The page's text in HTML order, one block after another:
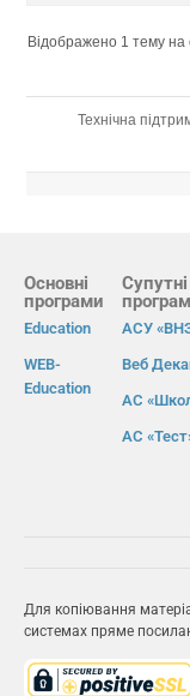
Відображено 1 тему на
Технічна
Основні
програми
Education
WEB-
Education
Супутні
АСУ
Веб
АС
АС
Для копіювання
системах пряме